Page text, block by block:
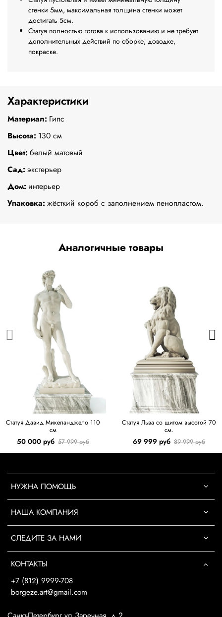
стенки 5мм, максимальная толщина стенки может
достигать 5см.
Статуя полностью готова к использованию и не требует
дополнительных действий по сборке, доводке,
покраске.
Характеристики
Материал: Гипс
Высота: 130 см
Цвет: белый матовый
Сад: экстерьер
Дом: интерьер
Упаковка: жёсткий короб с заполнением пенопластом.
Аналогичные товары
Статуя Давид Микеланджело 110
см
50 000 руб 57 999 руб
Статуя Льва со щитом высотой 70
см.
69 999 руб 89 999 руб
НУЖНА ПОМОЩЬ
НАША КОМПАНИЯ
СЛЕДИТЕ ЗА НАМИ
КОНТАКТЫ
+7 (812) 9999-708
borgeze.art@gmail.com